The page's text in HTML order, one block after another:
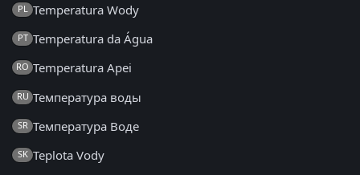
PL Temperatura Wody
PT Temperatura da Água
RO Temperatura Apei
RU Температура воды
SR Температура Воде
SK Teplota Vody